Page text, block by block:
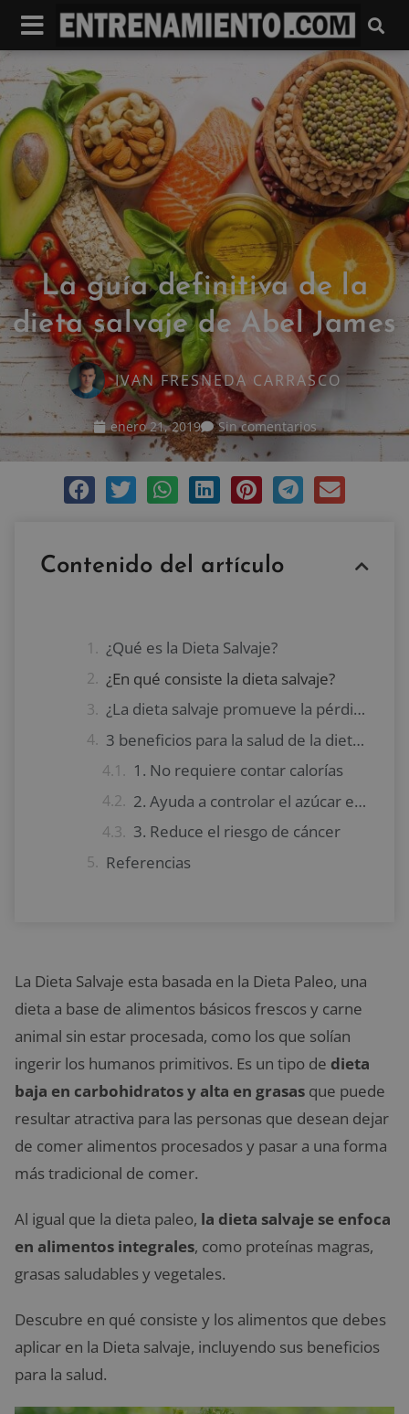
La guía definitiva de la
dieta salvaje de Abel James
IVAN FRESNEDA CARRASCO
enero 21, 2019 Sin comentarios
Contenido del artículo
¿Qué es la Dieta Salvaje?
¿En qué consiste la dieta salvaje?
¿La dieta salvaje promueve la pérdida de peso?
3 beneficios para la salud de la dieta salvaje
1. No requiere contar calorías
2. Ayuda a controlar el azúcar en la sangre
3. Reduce el riesgo de cáncer
Referencias
La Dieta Salvaje esta basada en la Dieta Paleo, una
dieta a base de alimentos básicos frescosy carne
animal sin estar procesada, como los que solían
ingerir los humanos primitivos. Es un tipo de dieta
baja en carbohidratos y alta en grasas que puede
resultar atractiva para las personas que desean dejar
de comer alimentos procesados ​​y pasar a una forma
más tradicional de comer.
Al igual que la dieta paleo, la dieta salvaje se enfoca
en alimentos integrales, como proteínas magras,
grasas saludables y vegetales.
Descubre en qué consiste y los alimentos que debes
aplicar en la Dieta salvaje, incluyendo sus beneficios
para la salud.